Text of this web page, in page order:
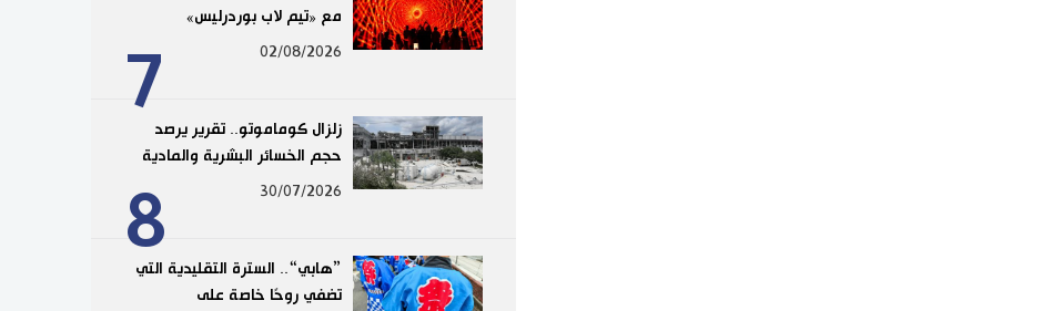
7
مع «تيم لاب بوردرليس»
02/08/2026
8
زلزال كوماموتو.. تقرير يرصد
حجم الخسائر البشرية والمادية
30/07/2026
”هابي“.. السترة التقليدية التي
تضفي روحًا خاصة على